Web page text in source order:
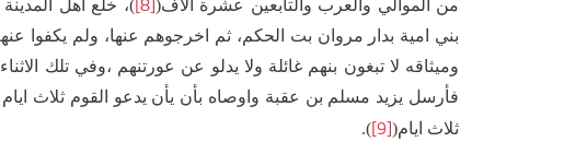
من الموالي والعرب والتابعين عشرة آلاف(
)، خلع اهل
بني امية بدار مروان بت الحكم، ثم اخرجوهم عنها، ولم يكفوا
وميثاقه لا تبغون بنهم غائلة ولا يدلو عن عورتنهم ،وفي تلك
فأرسل يزيد مسلم بن عقبة واوصاه بأن يأن يدعو القوم ثلاث ايام
ثلاث ايام([9]
).